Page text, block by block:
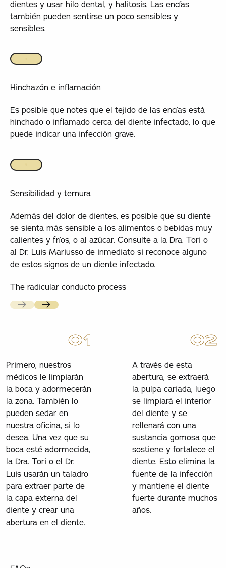
dientes y usar hilo dental, y halitosis. Las encías
también pueden sentirse un poco sensibles y
sensibles.
Hinchazón e inflamación
Es posible que notes que el tejido de las encías está
hinchado o inflamado cerca del diente infectado, lo que
puede indicar una infección grave.
Sensibilidad y ternura
Además del dolor de dientes, es posible que su diente
se sienta más sensible a los alimentos o bebidas muy
calientes y fríos, o al azúcar. Consulte a la Dra. Tori o
al Dr. Luis Mariusso de inmediato si reconoce alguno
de estos signos de un diente infectado.
The radicular conducto process
PreviousPróxima
01
Primero, nuestros
médicos le limpiarán
la boca y adormecerán
la zona. También lo
pueden sedar en
nuestra oficina, si lo
desea. Una vez que su
boca esté adormecida,
la Dra. Tori o el Dr.
Luis usarán un taladro
para extraer parte de
la capa externa del
diente y crear una
abertura en el diente.
02
A través de esta
abertura, se extraerá
la pulpa cariada, luego
se limpiará el interior
del diente y se
rellenará con una
sustancia gomosa que
sostiene y fortalece el
diente. Esto elimina la
fuente de la infección
y mantiene el diente
fuerte durante muchos
años.